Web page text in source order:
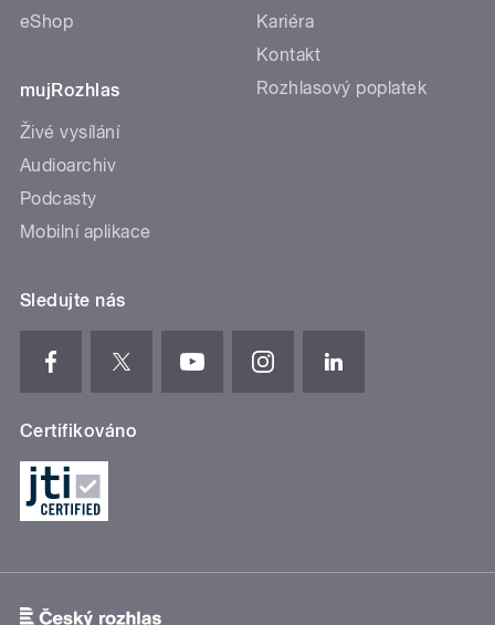
eShop
mujRozhlas
Živé vysílání
Audioarchiv
Podcasty
Mobilní aplikace
Kariéra
Kontakt
Rozhlasový poplatek
Sledujte nás
Certifikováno